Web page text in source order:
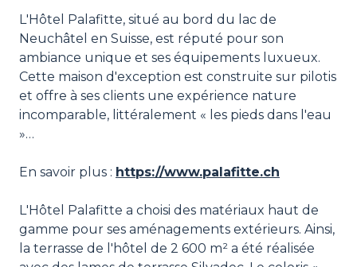
L'Hôtel Palafitte, situé au bord du lac de
Neuchâtel en Suisse, est réputé pour son
ambiance unique et ses équipements luxueux.
Cette maison d'exception est construite sur pilotis
et offre à ses clients une expérience nature
incomparable, littéralement « les pieds dans l'eau
»…
En savoir plus : https://www.palafitte.ch
L'Hôtel Palafitte a choisi des matériaux haut de
gamme pour ses aménagements extérieurs. Ainsi,
la terrasse de l'hôtel de 2 600 m² a été réalisée